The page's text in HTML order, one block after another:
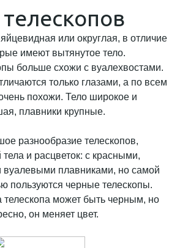
или округлая, в отличие
имеют вытянутое тело.
больше схожи с вуалехвостами.
только глазами, а по всем
похожи. Тело широкое и
плавники крупные.
разнообразие телескопов,
и расцветок: с красными,
вуалевыми плавниками, но самой
пользуются черные телескопы.
телескопа может быть черным, но
он меняет цвет.